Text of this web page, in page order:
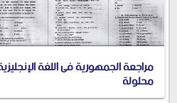
مراجعة الجمهورية فى اللغة
محلولة